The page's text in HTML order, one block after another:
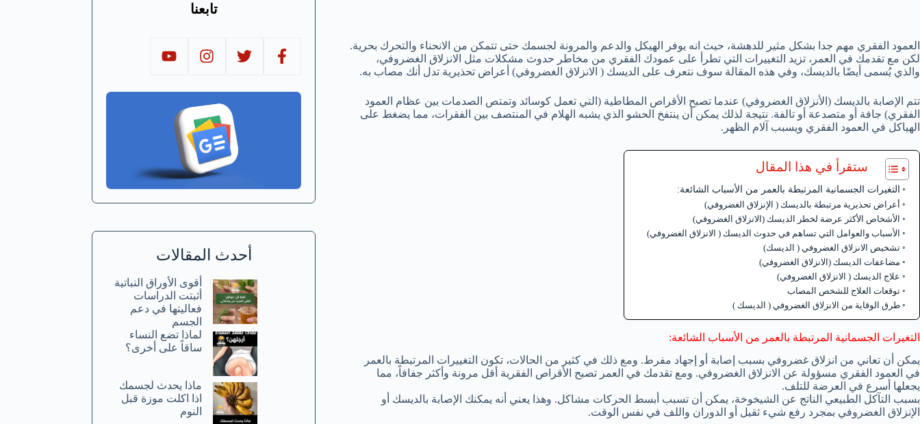
العمود الفقري مهم جدا بشكل مثير للدهشة، حيث انه يوفر الهيكل والدعم والمرونة لجسمك حتى تتمكن من الانحناء والتحرك بحرية.
لكن مع تقدمك في العمر، تزيد التغييرات التي تطرأ على عمودك الفقري من مخاطر حدوث مشكلات مثل الانزلاق الغضروفي،
والذي يُسمى أيضًا بالديسك، وفي هذه المقالة سوف نتعرف على الديسك ( الانزلاق الغضروفي) أعراض تحذيرية تدل أنك مصاب به.
تتم الإصابة بالديسك (الأنزلاق الغضروفي) عندما تصبح الأقراص المطاطية (التي تعمل كوسائد وتمتص الصدمات بين عظام العمود
الفقري) جافة أو متصدعة أو تالفة. نتيجة لذلك يمكن أن ينتفخ الحشو الذي يشبه الهلام في المنتصف بين الفقرات، مما يضغط على
الهياكل في العمود الفقري ويسبب آلام الظهر.
ستقرأ في هذا المقال
التغيرات الجسمانية المرتبطة بالعمر من الأسباب الشائعة:
أعراض تحذيرية مرتبطة بالديسك ( الإنزلاق الغضروفي)
الأشخاص الأكثر عرضة لخطر الديسك (الانزلاق الغضروفي)
الأسباب والعوامل التي تساهم في حدوث الديسك ( الانزلاق الغضروفي)
تشخيص الانزلاق الغضروفي ( الديسك)
مضاعفات الديسك (الانزلاق الغضروفي)
علاج الديسك ( الانزلاق الغضروفي)
توقعات العلاج للشخص المصاب
طرق الوقاية من الانزلاق الغضروفي ( الديسك )
التغيرات الجسمانية المرتبطة بالعمر من الأسباب الشائعة:
يمكن أن تعاني من انزلاق غضروفي بسبب إصابة أو إجهاد مفرط. ومع ذلك في كثير من الحالات، تكون التغييرات المرتبطة بالعمر
في العمود الفقري مسؤولة عن الانزلاق الغضروفي. ومع تقدمك في العمر تصبح الأقراص الفقرية أقل مرونة وأكثر جفافاً، مما
يجعلها أسرع في العرضة للتلف.
بسبب التآكل الطبيعي الناتج عن الشيخوخة، يمكن أن تسبب أبسط الحركات مشاكل. وهذا يعني أنه يمكنك الإصابة بالديسك أو
الإنزلاق الغضروفي بمجرد رفع شيء ثقيل أو الدوران واللف في نفس الوقت.
تابعنا
أحدث المقالات
أقوى الأوراق النباتية
أثبتت الدراسات
فعاليتها في دعم
الجسم
لماذا تضع النساء
ساقاً على أخرى؟
ماذا يحدث لجسمك
اذا اكلت موزة قبل
النوم